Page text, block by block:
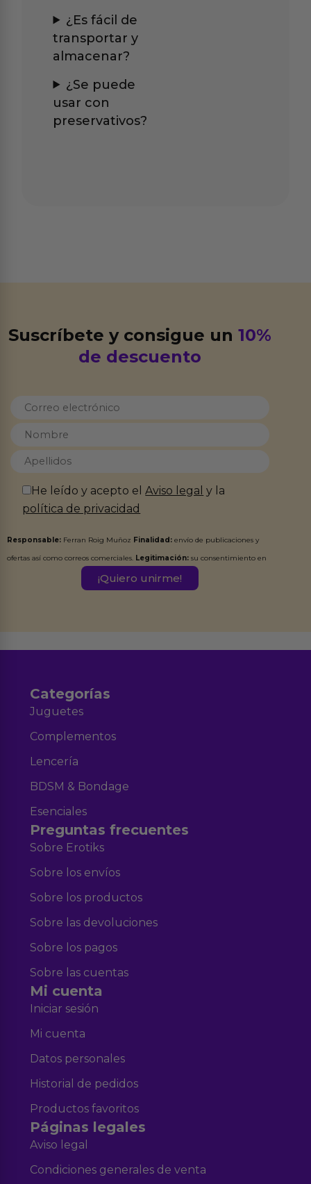
¿Es fácil de
transportar y
almacenar?
¿Se puede
usar con
preservativos?
Suscríbete y consigue un10%
de descuento
He leído y acepto elAviso legal y la
política de privacidad
Responsable: Ferran Roig Muñoz Finalidad: envío de publicaciones y
ofertas así como correos comerciales. Legitimación: su consentimiento en
Destinatarios:Ferran Roig Muñoz. Podrás ejercer tus
Categorías
Juguetes
Complementos
Lencería
BDSM & Bondage
Esenciales
Preguntas frecuentes
Sobre Erotiks
Sobre los envíos
Sobre los productos
Sobre las devoluciones
Sobre los pagos
Sobre las cuentas
Mi cuenta
Iniciar sesión
Mi cuenta
Datos personales
Historial de pedidos
Productos favoritos
Páginas legales
Aviso legal
Condiciones generales de venta